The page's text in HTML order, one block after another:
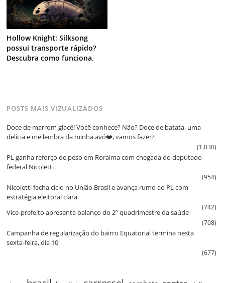
Hollow Knight: Silksong
possui transporte rápido?
Descubra como funciona.
POSTS MAIS VIZUALIZADOS
Doce de marrom glacê! Você conhece? Não? Doce de batata, uma
delícia e me lembra da minha avó❤️, vamos fazer?
(1.030)
PL ganha reforço de peso em Roraima com chegada do deputado
federal Nicoletti
(954)
Nicoletti fecha ciclo no União Brasil e avança rumo ao PL com
estratégia eleitoral clara
(742)
Vice‑prefeito apresenta balanço do 2º quadrimestre da saúde
(708)
Campanha de regularização do bairro Equatorial termina nesta
sexta‑feira, dia 10
(677)